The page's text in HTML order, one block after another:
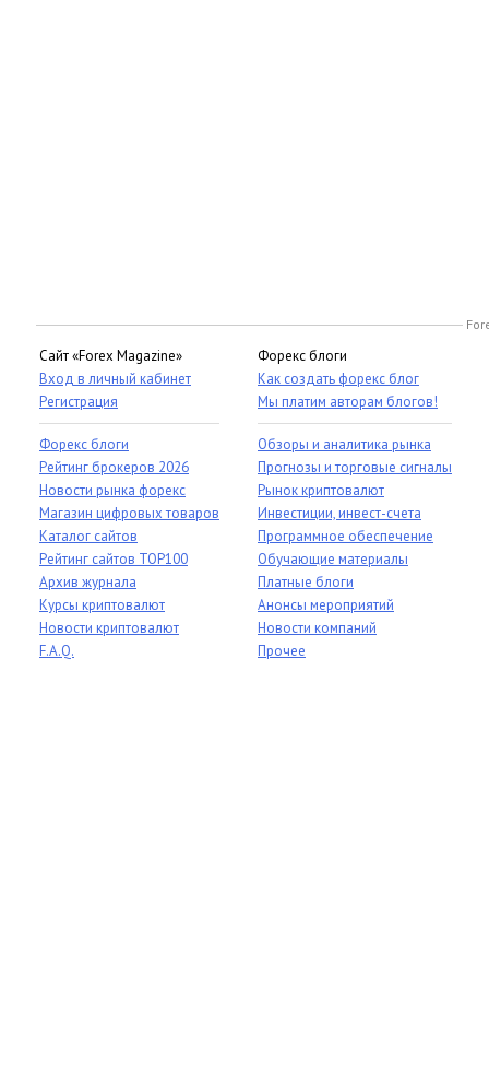
Сайт «Forex Magazine»
Вход в личный кабинет
Регистрация
Форекс блоги
Рейтинг брокеров 2026
Новости рынка форекс
Магазин цифровых товаров
Каталог сайтов
Рейтинг сайтов TOP100
Архив журнала
Курсы криптовалют
Новости криптовалют
F.A.Q.
Форекс блоги
Как создать форекс блог
Мы платим авторам блогов!
Обзоры и аналитика рынка
Прогнозы и торговые сигналы
Рынок криптовалют
Инвестиции, инвест-счета
Программное обеспечение
Обучающие материалы
Платные блоги
Анонсы мероприятий
Новости компаний
Прочее